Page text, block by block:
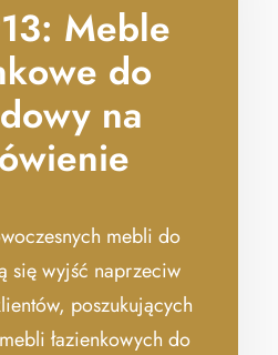
Meble
do
na
mebli do
się wyjść naprzeciw
poszukujących
łazienkowych do